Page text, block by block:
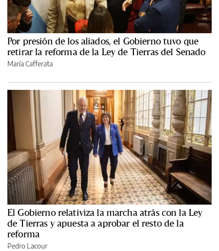
Por presión de los aliados, el Gobierno tuvo que
retirar la reforma de la Ley de Tierras del Senado
María Cafferata
El Gobierno relativiza la marcha atrás con la Ley
de Tierras y apuesta a aprobar el resto de la
reforma
Pedro Lacour